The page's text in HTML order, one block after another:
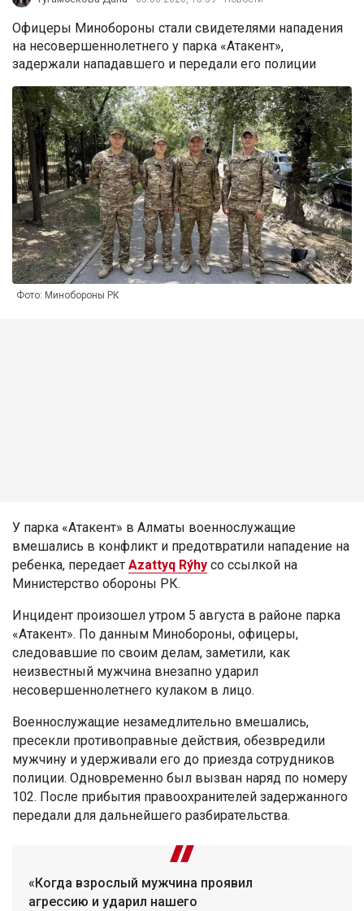
Офицеры Минобороны стали свидетелями нападения
на несовершеннолетнего у парка «Атакент»,
задержали нападавшего и передали его полиции
Фото: Минобороны РК
У парка «Атакент» в Алматы военнослужащие
вмешались в конфликт и предотвратили нападение на
ребенка, передает Azattyq Rýhy со ссылкой на
Министерство обороны РК.
Инцидент произошел утром 5 августа в районе парка
«Атакент». По данным Минобороны, офицеры,
следовавшие по своим делам, заметили, как
неизвестный мужчина внезапно ударил
несовершеннолетнего кулаком в лицо.
Военнослужащие незамедлительно вмешались,
пресекли противоправные действия, обезвредили
мужчину и удерживали его до приезда сотрудников
полиции. Одновременно был вызван наряд по номеру
102. После прибытия правоохранителей задержанного
передали для дальнейшего разбирательства.
«Когда взрослый мужчина проявил
агрессию и ударил нашего